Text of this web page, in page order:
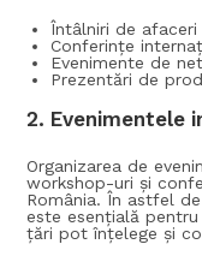
Întâlniri de afaceri
Conferințe
Evenimente de
Prezentări de
2. Evenimentele
Organizarea de
workshop-uri și
România. În astfel
este esențială
țări pot înțelege și